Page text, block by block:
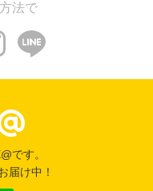
法で
です。
届け中！